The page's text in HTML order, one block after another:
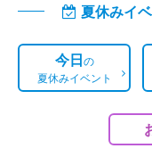
夏休みイ
今日の
夏休みイベント